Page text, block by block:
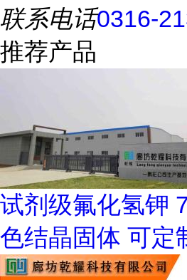
联系电话0316-
推荐产品
试剂级氟化氢钾
色结晶固体 可定